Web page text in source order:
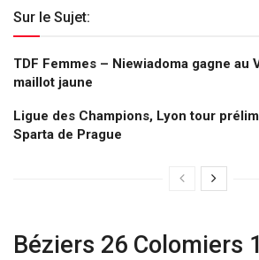
Sur le Sujet:
TDF Femmes – Niewiadoma gagne au
maillot jaune
Ligue des Champions, Lyon tour
Sparta de Prague
Béziers 26 Colomiers